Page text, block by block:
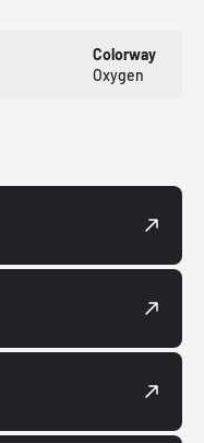
Colorway
Oxygen